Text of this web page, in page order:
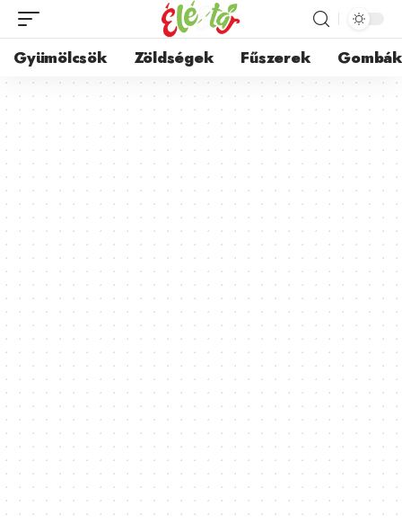
Gyümölcsök Zöldségek Fűszerek Gombák